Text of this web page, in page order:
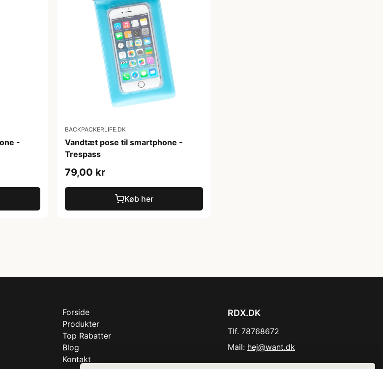
-
BACKPACKERLIFE.DK
Vandtæt pose til smartphone -
Trespass
79,00 kr
Køb her
Forside
Produkter
Top Rabatter
Blog
Kontakt
RDX.DK
Tlf. 78768672
Mail: hej@want.dk